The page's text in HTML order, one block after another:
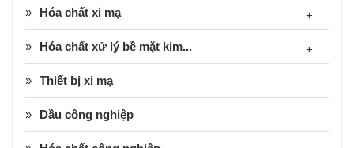
Hóa chất xi mạ +
Hóa chất xử lý bề mặt kim... +
Thiết bị xi mạ
Dầu công nghiệp